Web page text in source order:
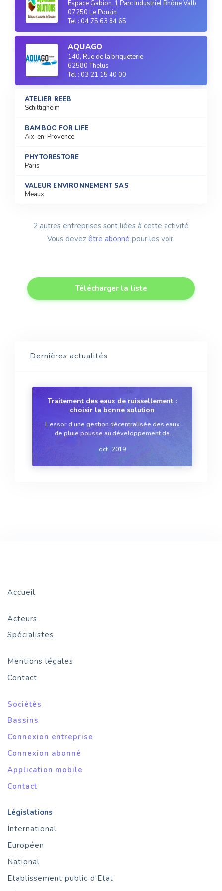
Espace Gabion, 1 Parc Industriel Rhône Vallée
07250 Le Pouzin
Tel : 04 75 63 84 65
AQUAGO
140, Rue de la briqueterie
62580 Thelus
Tel : 03 21 15 40 00
ATELIER REEB
Schiltigheim
BAMBOO FOR LIFE
Aix-en-Provence
PHYTORESTORE
Paris
VALEUR ENVIRONNEMENT SAS
Meaux
2 autres entreprises sont liées à cette activité
Vous devez être abonné pour les voir.
Télécharger la liste
Dernières actualités
Traitement des eaux de ruissellement :
choisir la bonne solution
L’essor d’une gestion décentralisée des eaux
de pluie pousse au développement de
ruissellement. Ces solutions foisonnent
urbaines très concentrées. Cependan...
oct.. 2019
Accueil
Acteurs
Spécialistes
Mentions légales
Contact
Sociétés
Bassins
Connexion entreprise
Connexion abonné
Application mobile
Contact
Législations
International
Européen
National
Etablissement public d'Etat